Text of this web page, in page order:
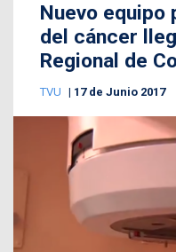
Nuevo equipo
del cáncer
Regional de
TVU 17 de Junio 2017